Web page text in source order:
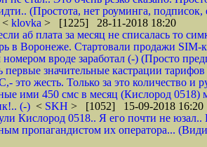
(Простота, нет роуминга,
< klovka > [1225] 28-11-2018 18:20
аб плата за месяц не списалась то
в Воронеже. Стартовали продажи SIM-
вроде заработал (-) (Просто
первые значительные кастрации
это жесть. Только за это количество и
ими 450 смс в месяц (Кислород 0518)
(-) < SKH > [1052] 15-09-2018 16:20
Кислород 0518.. Я его почти не
пропагандистом их оператора...